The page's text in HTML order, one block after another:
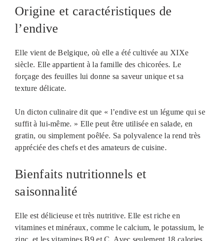
Origine et caractéristiques de
l’endive
Elle vient de Belgique, où elle a été cultivée au XIXe
siècle. Elle appartient à la famille des chicorées. Le
forçage des feuilles lui donne sa saveur unique et sa
texture délicate.
Un dicton culinaire dit que « l’endive est un légume qui se
suffit à lui-même. » Elle peut être utilisée en salade, en
gratin, ou simplement poêlée. Sa polyvalence la rend très
appréciée des chefs et des amateurs de cuisine.
Bienfaits nutritionnels et
saisonnalité
Elle est délicieuse et très nutritive. Elle est riche en
vitamines et minéraux, comme le calcium, le potassium, le